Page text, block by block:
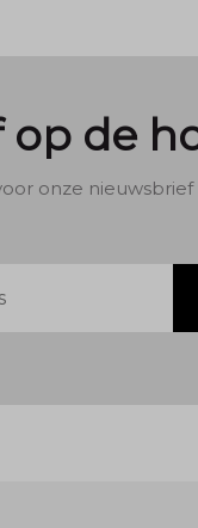
op de
onze nieuwsbrief